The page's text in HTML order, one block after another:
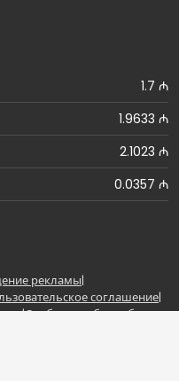
1.7 ₼
1.9633 ₼
2.1023 ₼
0.0357 ₼
рекламы|
соглашение|
|Сообщить об ошибке